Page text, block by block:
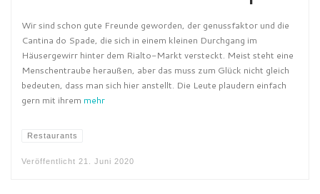
Wir sind schon gute Freunde geworden, der genussfaktor und die
Cantina do Spade, die sich in einem kleinen Durchgang im
Häusergewirr hinter dem Rialto-Markt versteckt. Meist steht eine
Menschentraube heraußen, aber das muss zum Glück nicht gleich
bedeuten, dass man sich hier anstellt. Die Leute plaudern einfach
gern mit ihrem mehr
Restaurants
Veröffentlicht 21. Juni 2020